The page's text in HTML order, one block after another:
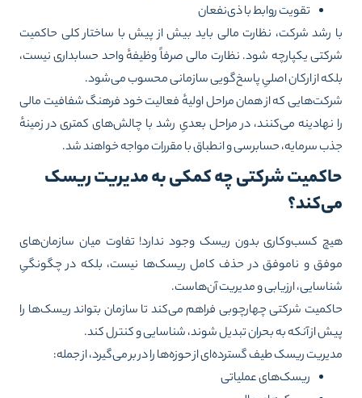
تقویت روابط با ذی‌نفعان
رشد شرکت، نظارت مالی باید بیش از پیش با ساختار کلی حاکمیت
یکپارچه شود. نظارت مالی صرفاً وظیفهٔ واحد حسابداری نیست،
از ارکان اصلیِ پاسخ‌گویی سازمانی محسوب می‌شود.
که از همان مراحل اولیهٔ فعالیت خود فرهنگ شفافیت مالی
نهادینه می‌کنند، در مراحل بعدیِ رشد با چالش‌های کمتری در زمینهٔ
سرمایه، حسابرسی و انطباق با مقررات مواجه خواهند شد.
شرکتی چه کمکی به مدیریت ریسک
کسب‌وکاری بدون ریسک وجود ندارد! تفاوت میان سازمان‌های
و ناموفق در حذف کامل ریسک‌ها نیست، بلکه در چگونگیِ
ارزیابی و مدیریت آن‌هاست.
شرکتی چهارچوبی فراهم می‌کند تا سازمان بتواند ریسک‌ها را
از آنکه به بحران تبدیل شوند، شناسایی و کنترل کند.
ریسک طیف گسترده‌ای از حوزه‌ها را در بر می‌گیرد، از جمله:
ریسک‌های عملیاتی